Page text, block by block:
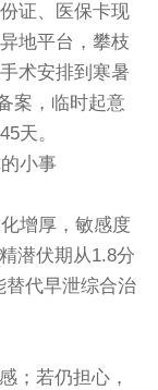
证、医保卡现
地平台，攀枝
术安排到寒暑
案，临时起意
天。
小事
增厚，敏感度
潜伏期从1.8分
替代早泄综合治
；若仍担心，